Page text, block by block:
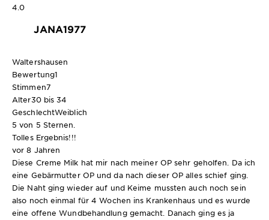
4.0
JANA1977
Waltershausen
Bewertung1
Stimmen7
Alter30 bis 34
GeschlechtWeiblich
5 von 5 Sternen.
Tolles Ergebnis!!!
vor 8 Jahren
Diese Creme Milk hat mir nach meiner OP sehr geholfen. Da ich
eine Gebärmutter OP und da nach dieser OP alles schief ging.
Die Naht ging wieder auf und Keime mussten auch noch sein
also noch einmal für 4 Wochen ins Krankenhaus und es wurde
eine offene Wundbehandlung gemacht. Danach ging es ja